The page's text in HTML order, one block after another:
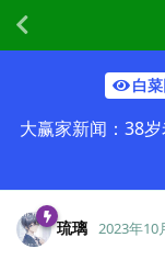
白
大赢家新闻：38
琉璃 2023年10